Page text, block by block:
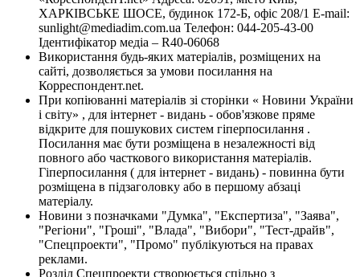
ХАРКІВСЬКЕ ШОСЕ, будинок 172-Б, офіс 208/1 E-mail:
sunlight@mediadim.com.ua Телефон: 044-205-43-00
Ідентифікатор медіа – R40-06068
Використання будь-яких матеріалів, розміщених на
сайті, дозволяється за умови посилання на
Корреспондент.net.
При копіюванні матеріалів зі сторінки « Новини України
і світу» , для інтернет - видань - обов'язкове пряме
відкрите для пошукових систем гіперпосилання .
Посилання має бути розміщена в незалежності від
повного або часткового використання матеріалів.
Гіперпосилання ( для інтернет - видань) - повинна бути
розміщена в підзаголовку або в першому абзаці
матеріалу.
Новини з позначками "Думка", "Експертиза", "Заява",
"Регіони", "Гроші", "Влада", "Вибори", "Тест-драйв",
"Спецпроекти", "Промо" публікуються на правах
реклами.
Розділ Спецпроекти створюється спільно з